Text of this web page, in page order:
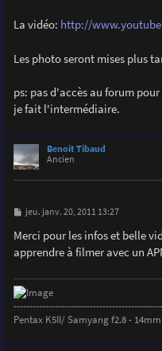
La vidéo: http://
Les photo seront mises plus
ps: pas d'accès au forum
je fait l'intermédiaire.
Benoit Tibaud
Ancien
M
s
s
a
jeu. janv. 20, 2011 13:27
Merci pour les infos et belle
apprendre à filmer avec un
Pentax K5II/ Samyang f2.8 -